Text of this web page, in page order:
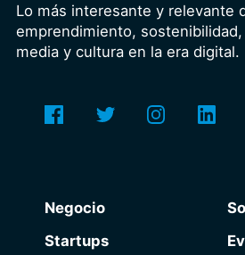
Lo más interesante y relevante
emprendimiento,
media y cultura en la era digital.
Negocio
Startups